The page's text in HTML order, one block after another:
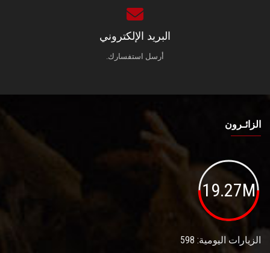
البريد الإلكتروني
أرسل استفسارك.
الزائـرون
19.27M
الزيارات اليومية: 598